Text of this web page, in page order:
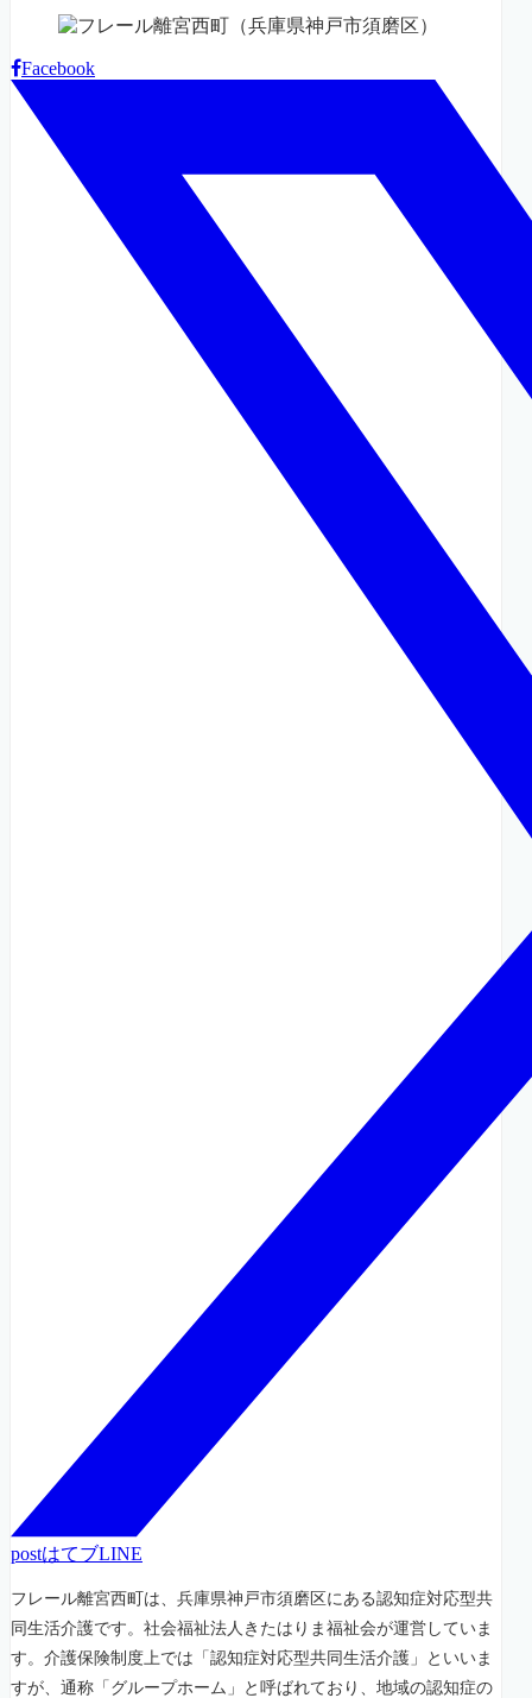
Facebook
postはてブLINE
フレール離宮西町は、兵庫県神戸市須磨区にある認知症対応型共
同生活介護です。社会福祉法人きたはりま福祉会が運営していま
す。介護保険制度上では「認知症対応型共同生活介護」といいま
すが、通称「グループホーム」と呼ばれており、地域の認知症の